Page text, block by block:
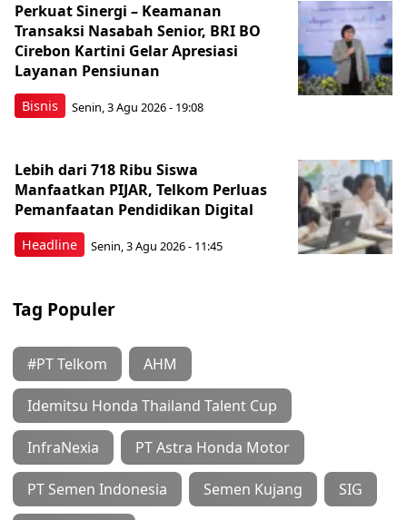
Bisnis
Perkuat Sinergi – Keamanan
Transaksi Nasabah Senior, BRI BO
Cirebon Kartini Gelar Apresiasi
Layanan Pensiunan
Senin, 3 Agu 2026 - 19:08
Headline
Lebih dari 718 Ribu Siswa
Manfaatkan PIJAR, Telkom Perluas
Pemanfaatan Pendidikan Digital
Senin, 3 Agu 2026 - 11:45
Tag Populer
#PT Telkom AHM
Idemitsu Honda Thailand Talent Cup
InfraNexia PT Astra Honda Motor
PT Semen Indonesia Semen Kujang SIG